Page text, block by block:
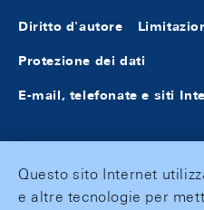
Diritto d'autore
Protezione dei dati
E-mail, telefonate e siti
Questo sito Internet
e altre tecnologie per